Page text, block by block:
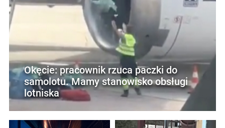
Okęcie: pracownik rzuca paczki do
samolotu. Mamy stanowisko obsługi
lotniska